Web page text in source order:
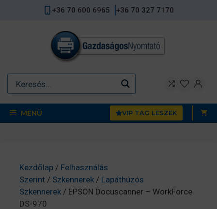
+36 70 600 6965 +36 70 327 7170
MENÜ VIP TAG LESZEK
Kezdőlap / Felhasználás
Szerint / Szkennerek / Lapáthúzós
Szkennerek / EPSON Docuscanner – WorkForce
DS-970